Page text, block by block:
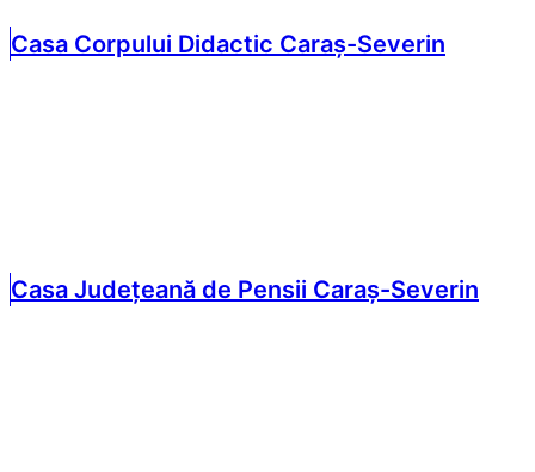
Casa Corpului Didactic Caraș-Severin
Casa Județeană de Pensii Caraș-Severin